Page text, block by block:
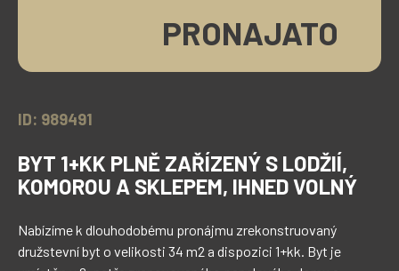
PRONAJATO
ID: 989491
BYT 1+KK PLNĚ ZAŘÍZENÝ S LODŽIÍ,
KOMOROU A SKLEPEM, IHNED VOLNÝ
Nabízíme k dlouhodobému pronájmu zrekonstruovaný
družstevní byt o velikosti 34 m2 a dispozici 1+kk. Byt je